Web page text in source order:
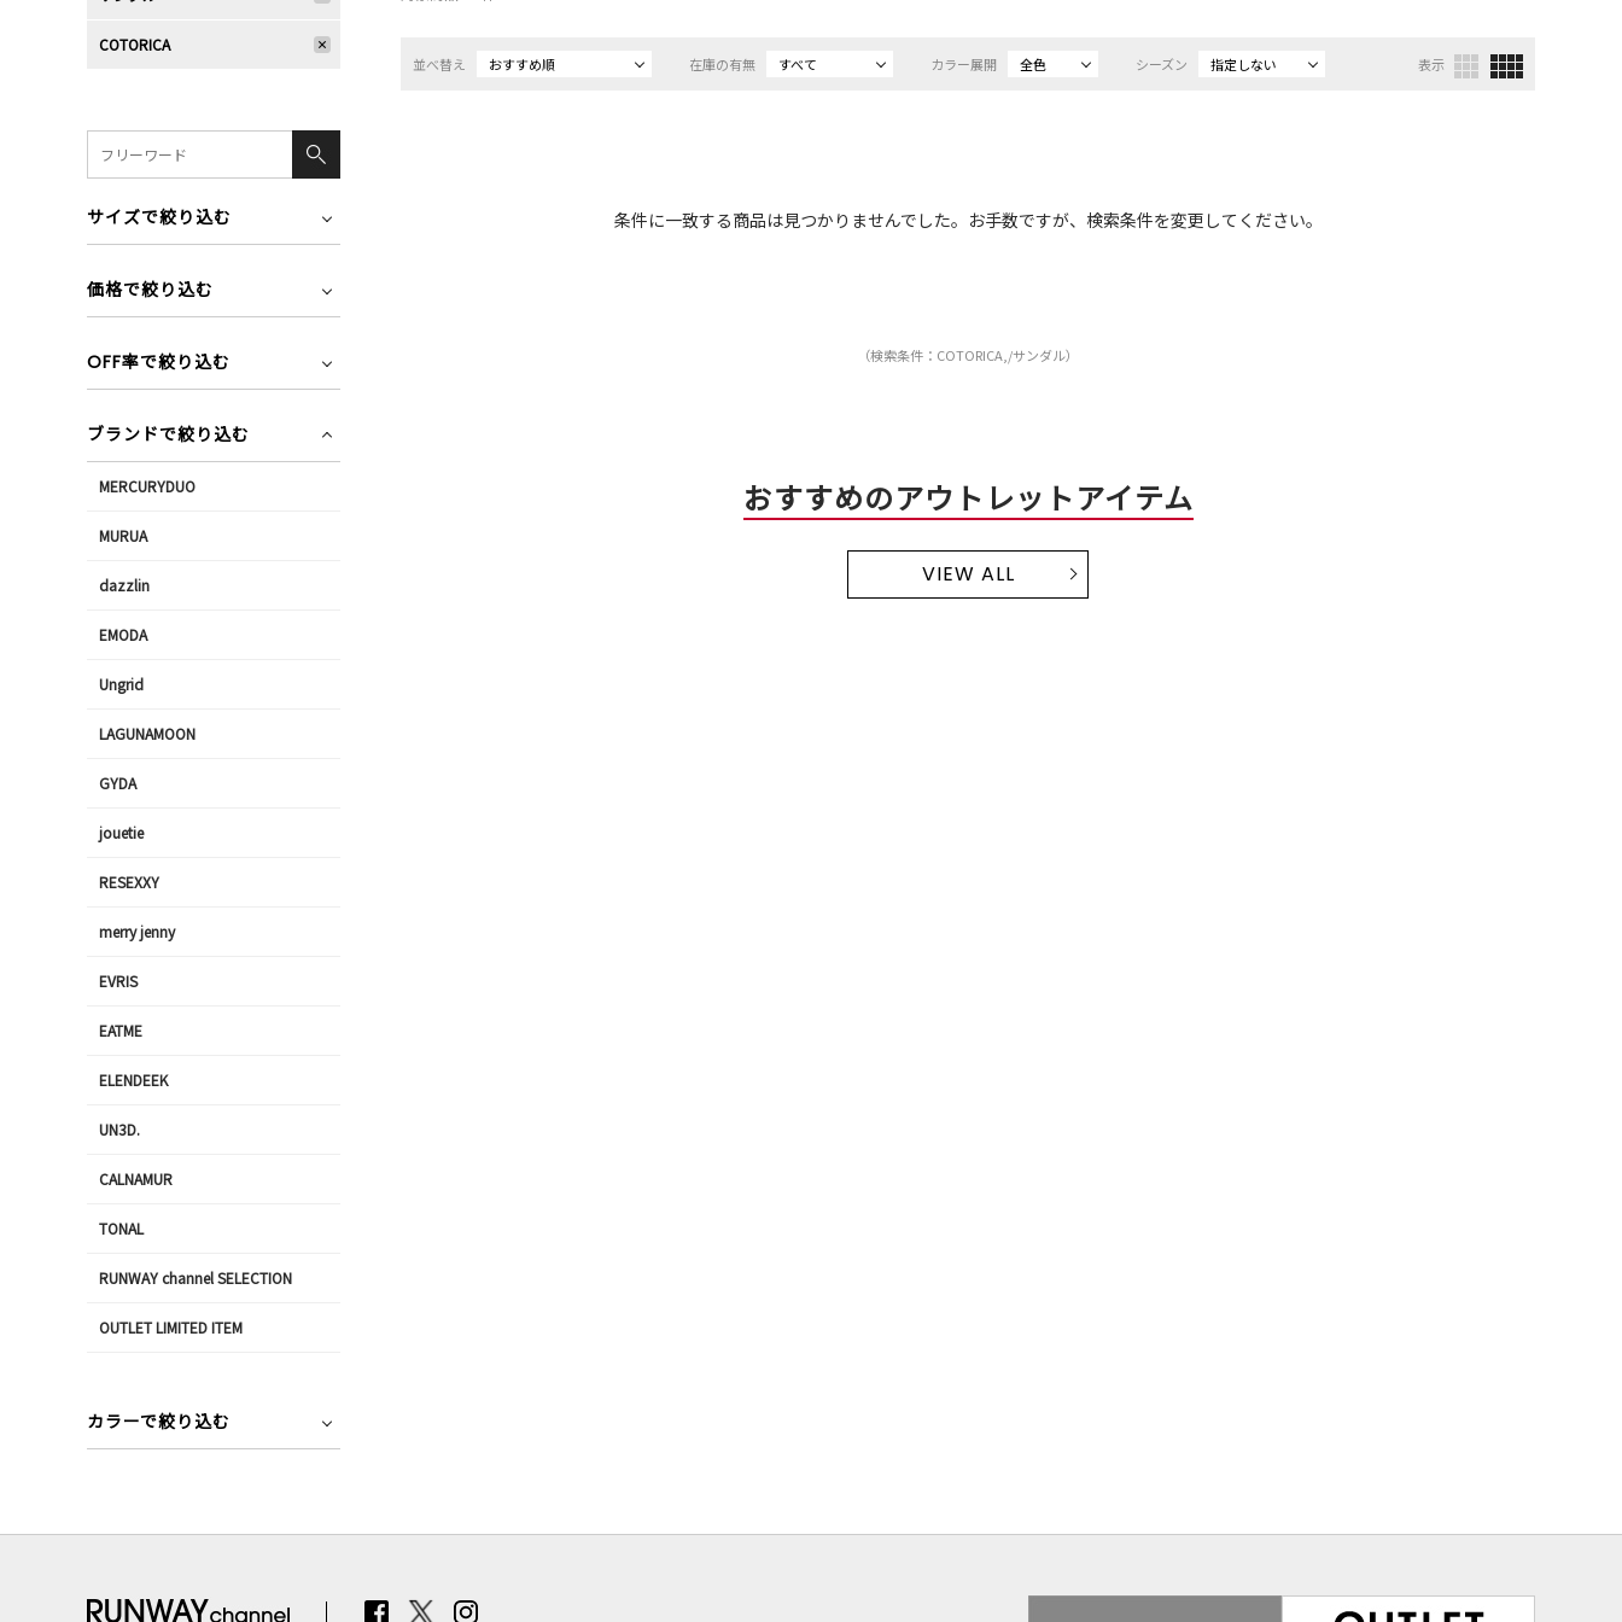
並べ替え おすすめ順 在庫の有無 すべて カラー展開 全色 シーズン 指定しない 表示
条件に一致する商品は見つかりませんでした。お手数ですが、検索条件を変更してください。
（検索条件：COTORICA,/サンダル）
おすすめのアウトレットアイテム
VIEW ALL
COTORICA
サイズで絞り込む
価格で絞り込む
OFF率で絞り込む
ブランドで絞り込む
MERCURYDUO
MURUA
dazzlin
EMODA
Ungrid
LAGUNAMOON
GYDA
jouetie
RESEXXY
merry jenny
EVRIS
EATME
ELENDEEK
UN3D.
CALNAMUR
TONAL
RUNWAY channel SELECTION
OUTLET LIMITED ITEM
カラーで絞り込む